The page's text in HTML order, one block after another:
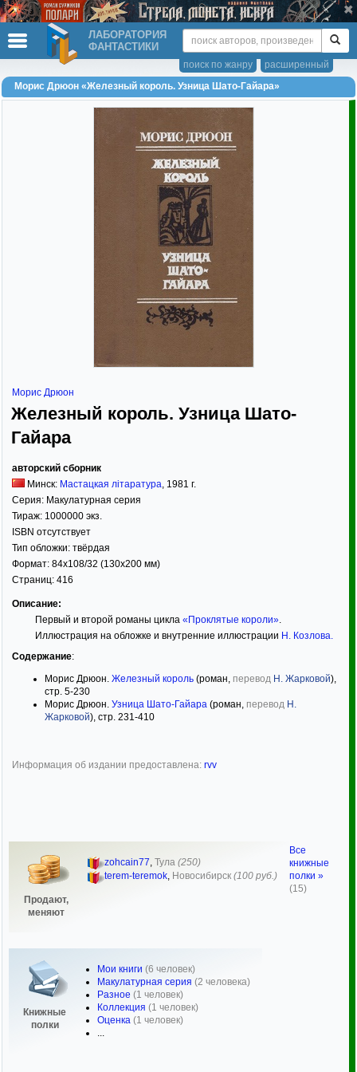
ЛАБОРАТОРИЯ
ФАНТАСТИКИ
расширенный
поиск по жанру
Морис Дрюон «Железный король. Узница Шато-Гайара»
Морис Дрюон
Железный король. Узница Шато-
Гайара
авторский сборник
Минск: Мастацкая літаратура, 1981 г.
Серия: Макулатурная серия
Тираж: 1000000 экз.
ISBN отсутствует
Тип обложки: твёрдая
Формат: 84x108/32 (130x200 мм)
Страниц: 416
Описание:
Первый и второй романы цикла «Проклятые короли».
Иллюстрация на обложке и внутренние иллюстрации Н. Козлова.
Содержание:
Морис Дрюон. Железный король (роман, перевод Н. Жарковой),
стр. 5-230
Морис Дрюон. Узница Шато-Гайара (роман, перевод Н.
Жарковой), стр. 231-410
Информация об издании предоставлена: rvv
Продают,
меняют
zohcain77, Тула (250)
terem-teremok, Новосибирск (100 руб.)
Книжные
полки
Мои книги (6 человек)
Макулатурная серия (2 человека)
Разное (1 человек)
Коллекция (1 человек)
Оценка (1 человек)
...
Все
книжные
полки »
(15)